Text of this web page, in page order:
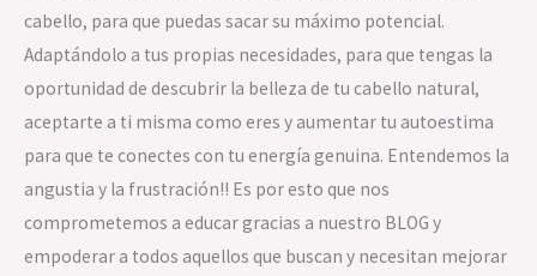
cabello, para que puedas sacar su máximo potencial.
Adaptándolo a tus propias necesidades, para que tengas la
oportunidad de descubrir la belleza de tu cabello natural,
aceptarte a ti misma como eres y aumentar tu autoestima
para que te conectes con tu energía genuina. Entendemos la
angustia y la frustración!! Es por esto que nos
comprometemos a educar gracias a nuestro BLOG y
empoderar a todos aquellos que buscan y necesitan mejorar